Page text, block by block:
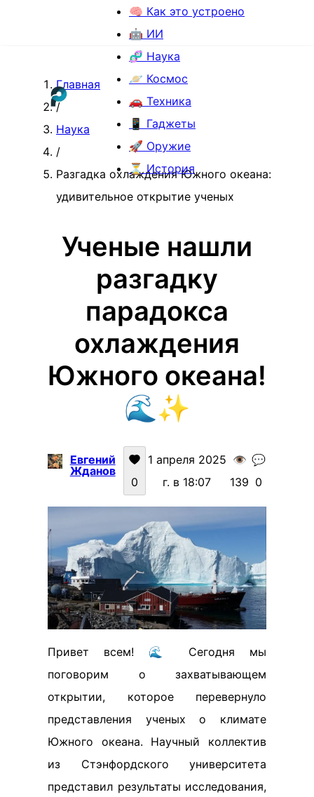
🧠 Как это устроено
🤖 ИИ
🧬 Наука
🪐 Космос
🚗 Техника
📱 Гаджеты
🚀 Оружие
⏳ История
Главная
/
Наука
/
Разгадка охлаждения Южного океана:
удивительное открытие ученых
Ученые нашли
разгадку
парадокса
охлаждения
Южного океана!
🌊✨
Евгений
Жданов
0
1 апреля 2025
г. в 18:07
👁️
139
💬
0
Привет всем! 🌊 Сегодня мы
поговорим о захватывающем
открытии, которое перевернуло
представления ученых о климате
Южного океана. Научный коллектив
из Стэнфордского университета
представил результаты исследования,